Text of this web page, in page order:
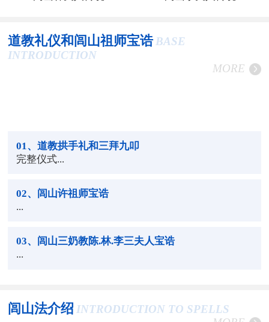
道教礼仪和闾山祖师宝诰 BASE
INTRODUCTION
MORE
01 、道教拱手礼和三拜九叩
完整仪式...
02、闾山许祖师宝诰
...
03、闾山三奶教陈.林.李三夫人宝诰
...
闾山法介绍 INTRODUCTION TO SPELLS